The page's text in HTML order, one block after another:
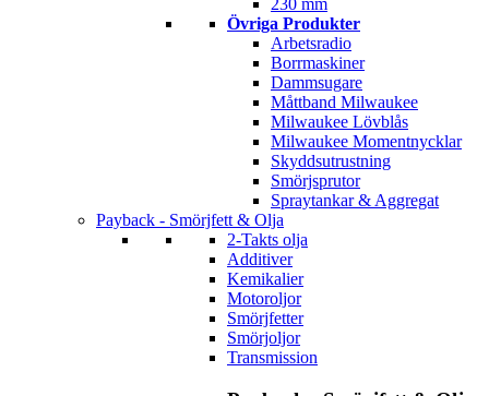
230 mm
Övriga Produkter
Arbetsradio
Borrmaskiner
Dammsugare
Måttband Milwaukee
Milwaukee Lövblås
Milwaukee Momentnycklar
Skyddsutrustning
Smörjsprutor
Spraytankar & Aggregat
Payback - Smörjfett & Olja
2-Takts olja
Additiver
Kemikalier
Motoroljor
Smörjfetter
Smörjoljor
Transmission